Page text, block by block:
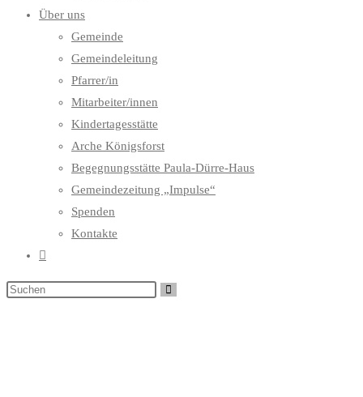
Über uns
Gemeinde
Gemeindeleitung
Pfarrer/in
Mitarbeiter/innen
Kindertagesstätte
Arche Königsforst
Begegnungsstätte Paula-Dürre-Haus
Gemeindezeitung „Impulse“
Spenden
Kontakte
Website-
umschalten